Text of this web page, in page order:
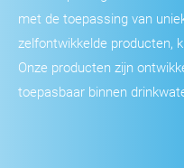
met de toepassing van
zelfontwikkelde producten,
Onze producten zijn
toepasbaar binnen